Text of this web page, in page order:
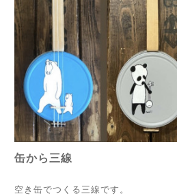
缶から三線
空き缶でつくる三線です。